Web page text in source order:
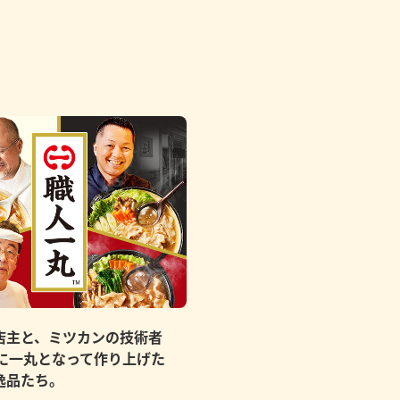
主と、ミツカンの技術者
一丸となって作り上げた
たち。